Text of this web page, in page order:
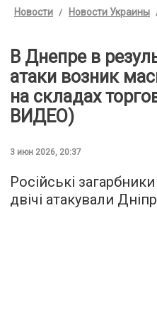
Новости Новости Украины
В Днепре в
атаки возник
на складах
ВИДЕО)
3 июн 2026, 20:37
Російські
двічі атакували